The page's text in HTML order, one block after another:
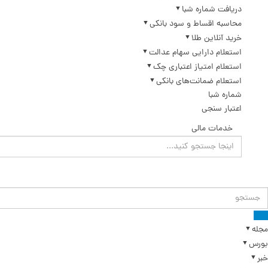
دریافت شماره شبا
محاسبه اقساط و سود بانکی
خرید آنلاین طلا
استعلام دارایی سهام عدالت
استعلام امتیاز اعتباری چک
استعلام ضمانت‌های بانکی
شماره شبا
اعتبار سنجی
خدمات مالی
مجله
بورس
خبر